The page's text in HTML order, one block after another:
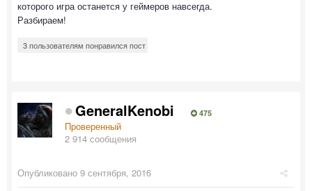
которого игра останется у геймеров навсегда.
Разбираем!
3 пользователям понравился пост
GeneralKenobi 475
Проверенный
2 914 сообщения
Опубликовано 9 сентября, 2016